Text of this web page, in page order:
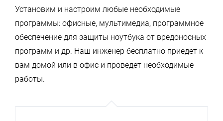
Установим и настроим любые необходимые
программы: офисные, мультимедиа, программное
обеспечение для защиты ноутбука от вредоносных
программ и др. Наш инженер бесплатно приедет к
вам домой или в офис и проведет необходимые
работы.